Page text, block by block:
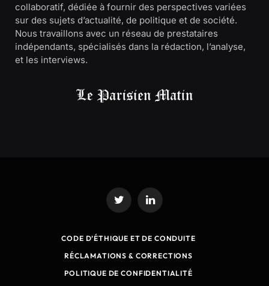
collaboratif, dédiée à fournir des perspectives variées
sur des sujets d’actualité, de politique et de société.
Nous travaillons avec un réseau de prestataires
indépendants, spécialisés dans la rédaction, l’analyse,
et les interviews.
Twitter LinkedIn
CODE D’ÉTHIQUE ET DE CONDUITE
RÉCLAMATIONS & CORRECTIONS
POLITIQUE DE CONFIDENTIALITÉ